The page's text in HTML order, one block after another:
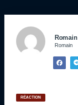
Romain
Romain
RÉACTION